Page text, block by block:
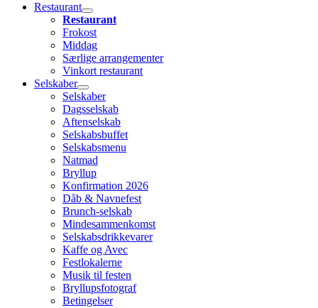
Restaurant
Restaurant
Frokost
Middag
Særlige arrangementer
Vinkort restaurant
Selskaber
Selskaber
Dagsselskab
Aftenselskab
Selskabsbuffet
Selskabsmenu
Natmad
Bryllup
Konfirmation 2026
Dåb & Navnefest
Brunch-selskab
Mindesammenkomst
Selskabsdrikkevarer
Kaffe og Avec
Festlokalerne
Musik til festen
Bryllupsfotograf
Betingelser